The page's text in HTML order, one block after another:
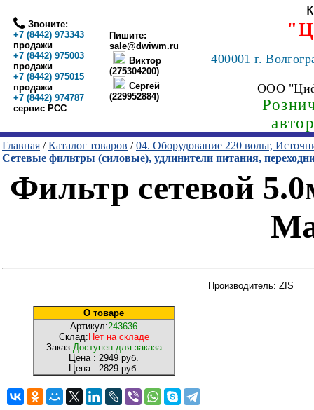
Звоните:
+7 (8442) 973343
продажи
+7 (8442) 975003
продажи
+7 (8442) 975015
продажи
+7 (8442) 974787
сервис РСС
Пишите:
sale@dwiwm.ru
Виктор
(275304200)
Сергей
(229952884)
400001г.
ООО
Главная /Каталог товаров /04. Оборудование 220 вольт,
Сетевые фильтры (силовые), удлинители питания,
Фильтр сетевой
О товаре
Артикул:243636
Склад: Нет на складе
Заказ:Доступен для заказа
Цена : 2949 руб.
Цена : 2829 руб.
Производитель: ZIS